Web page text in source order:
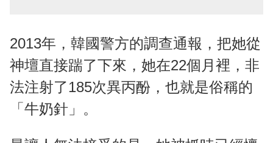
2013年，韓國警方的調查通報，把她從
神壇直接踹了下來，她在22個月裡，非
法注射了185次異丙酚，也就是俗稱的
「牛奶針」。